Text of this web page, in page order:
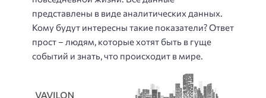
представлены в виде аналитических данных.
Кому будут интересны такие показатели? Ответ
прост – людям, которые хотят быть в гуще
событий и знать, что происходит в мире.